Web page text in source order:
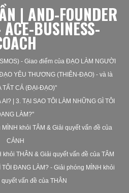
| AND-FOUNDER
BUSINESS-
- Giao điểm của ĐẠO LÀM NGƯỜI
YÊU THƯƠNG (THIÊN-ĐẠO) - và là
TẤT CẢ (ĐẠI-ĐẠO)"
| 3. TẠI SAO TÔI LÀM NHỮNG GÌ TÔI
LÀM?"
khỏi TÂM & Giải quyết vấn đề của
CẢNH
khỏi THÂN & Giải quyết vấn đề của TÂM
TÔI ĐANG LÀM? - Giải phóng MÌNH khỏi
vấn đề của THÂN